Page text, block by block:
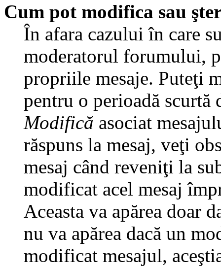
Cum pot modifica sau
În afara cazului în care
moderatorul forumului,
propriile mesaje. Puteţi
pentru o perioadă scurtă
Modifică asociat
răspuns la mesaj, veţi
mesaj când reveniţi la
modificat acel mesaj
Aceasta va apărea doar
nu va apărea dacă un
modificat mesajul,